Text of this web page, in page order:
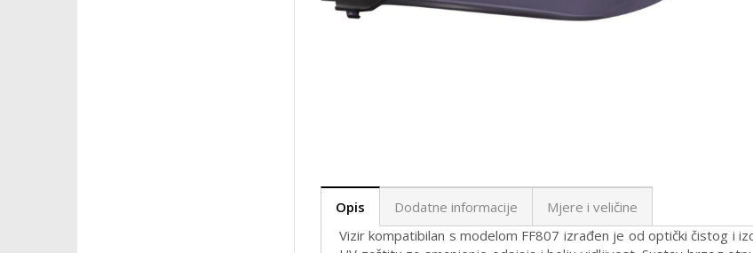
Opis Dodatne informacije
Mjere i veličine
Vizir kompatibilan s modelom FF807 izrađen je od optički čistog i